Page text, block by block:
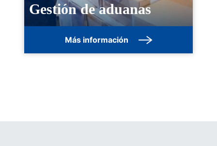
Gestión de aduanas
Más información